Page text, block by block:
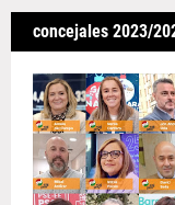
concejales 2023/